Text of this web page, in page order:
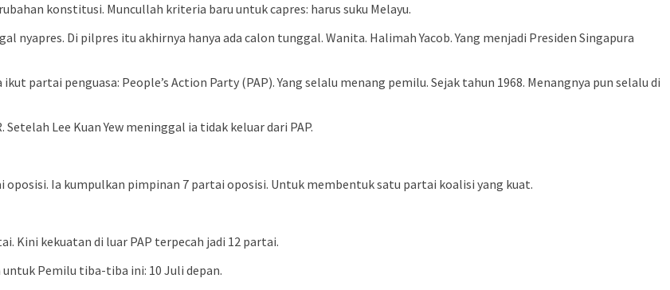
konstitusi. Muncullah kriteria baru untuk capres: harus suku Melayu.
nyapres. Di pilpres itu akhirnya hanya ada calon tunggal. Wanita. Halimah Yacob. Yang menjadi Presiden Singapura
partai penguasa: People’s Action Party (PAP). Yang selalu menang pemilu. Sejak tahun 1968. Menangnya pun selalu di
Lee Kuan Yew meninggal ia tidak keluar dari PAP.
Ia kumpulkan pimpinan 7 partai oposisi. Untuk membentuk satu partai koalisi yang kuat.
Kini kekuatan di luar PAP terpecah jadi 12 partai.
Pemilu tiba-tiba ini: 10 Juli depan.